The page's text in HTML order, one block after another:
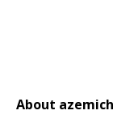
About